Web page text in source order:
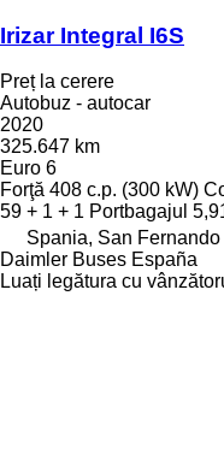
Irizar Integral I6S
Preț la cerere
Autobuz - autocar
2020
325.647 km
Euro 6
Forţă 408 c.p. (300 kW)
59 + 1 + 1 Portbagajul
Spania, San
Daimler Buses España
Luați legătura cu